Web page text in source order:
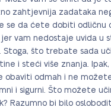
zahtjevnija zadataka
se da ćete dobiti odličnu
vam nedostaje uvida u
Stoga, što trebate sada
i steći više znanja.
obaviti odmah i ne
i sigurni. Što možete
Razumno bi bilo